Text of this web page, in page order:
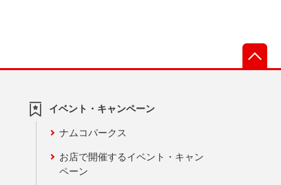
イベント・キャンペーン
ナムコパークス
お店で開催するイベント・キャン
ペーン